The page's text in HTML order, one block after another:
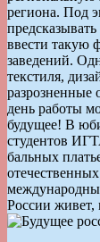
региона. Под
ввести такую
заведений.
текстиля,
разрозненные
день работы
будущее! В
студентов
бальных
России живет,